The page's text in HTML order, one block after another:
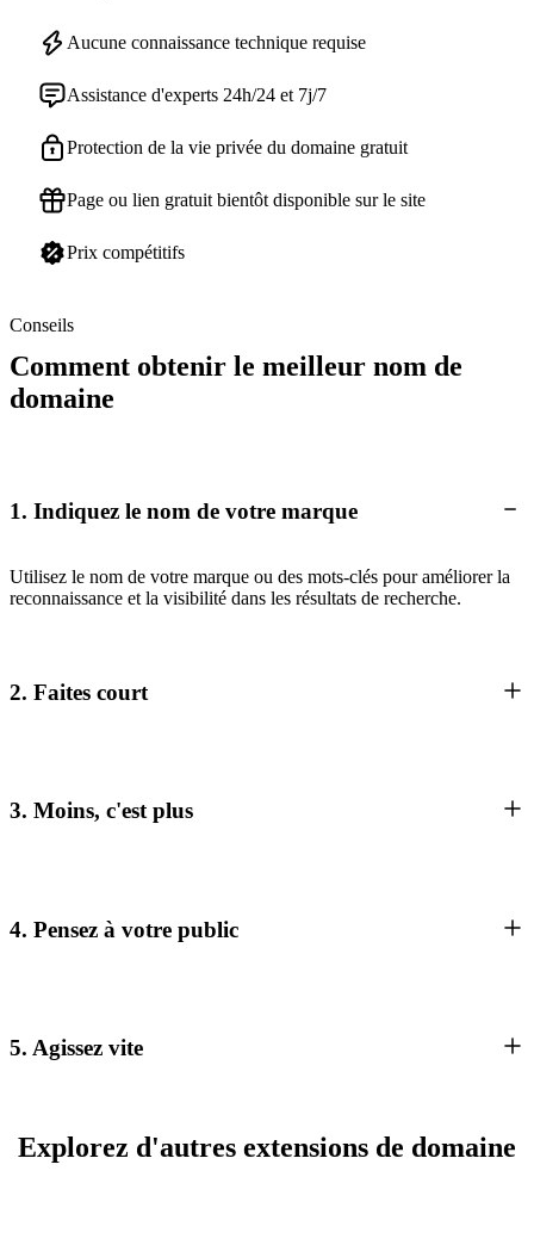
Aucune connaissance technique requise
Assistance d'experts 24h/24 et 7j/7
Protection de la vie privée du domaine gratuit
Page ou lien gratuit bientôt disponible sur le site
Prix compétitifs
Conseils
Comment obtenir le meilleur nom de
domaine
1. Indiquez le nom de votre marque
Utilisez le nom de votre marque ou des mots-clés pour améliorer la
reconnaissance et la visibilité dans les résultats de recherche.
2. Faites court
3. Moins, c'est plus
4. Pensez à votre public
5. Agissez vite
Explorez d'autres extensions de domaine